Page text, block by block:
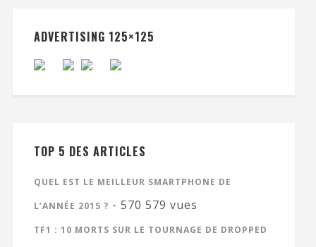
ADVERTISING 125×125
TOP 5 DES ARTICLES
QUEL EST LE MEILLEUR SMARTPHONE DE
L’ANNÉE 2015 ? - 570 579 vues
TF1 : 10 MORTS SUR LE TOURNAGE DE DROPPED